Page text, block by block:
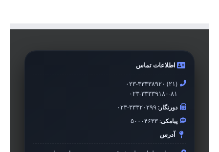
اطلاعات تماس
۰۲۳-۳۳۳۳۸۹۲۰ (۲۱)
۰۲۳-۳۳۳۳۹۱۸۰-۸۱
دورنگار:۰۲۳-۳۳۳۲۰۲۹۹
پیامکی:۵۰۰۰۴۶۳۳
آدرس